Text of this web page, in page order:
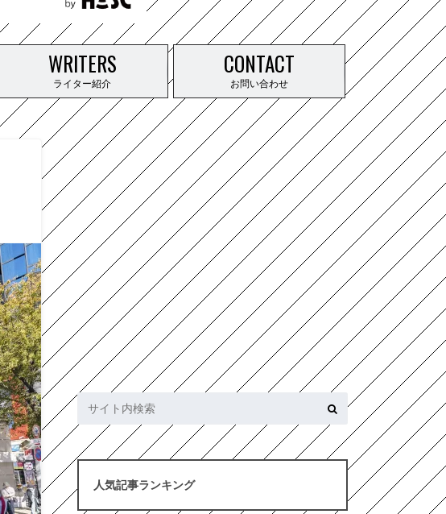
ライター紹介
WRITERS
お問い合わせ
CONTACT
人気記事ランキング